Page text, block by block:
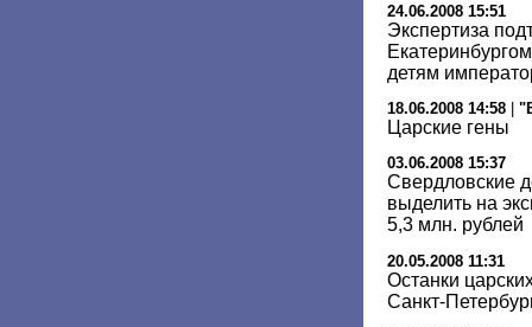
24.06.2008 15:51
Экспертиза
детям
18.06.2008 14:58
Царские гены
03.06.2008 15:37
Свердловские
выделить на
5,3 млн. рублей
20.05.2008 11:31
Останки
Санкт-